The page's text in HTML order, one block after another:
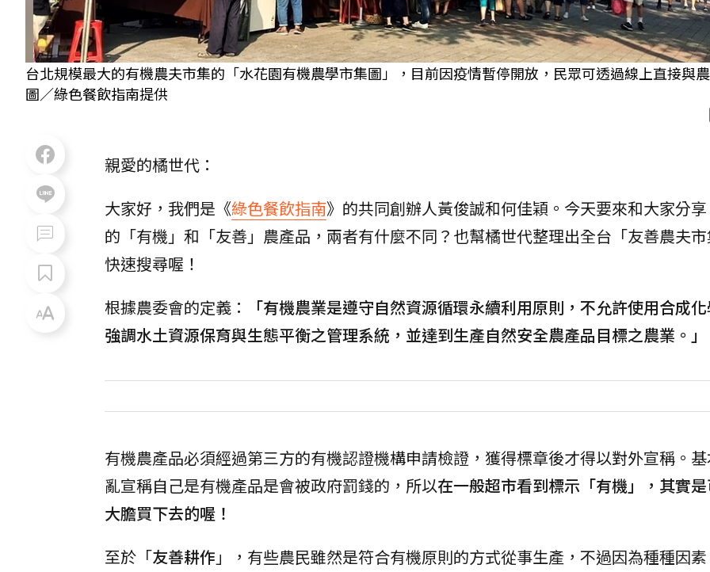
台北規模最大的有機農夫市集的「水花園有機農學市集圖」，目前因疫情暫停開放，民眾可透過線上直接與
圖／綠色餐飲指南提供
親愛的橘世代：
大家好，我們是《綠色餐飲指南》的共同創辦人黃俊誠和何佳穎。今天要來和大家分
的「有機」和「友善」農產品，兩者有什麼不同？也幫橘世代整理出全台「友善農夫
快速搜尋喔！
根據農委會的定義：
「有機農業是遵守自然資源循環永續利用原則，不允許使用合成
強調水土資源保育與生態平衡之管理系統，並達到生產自然安全農產品目標之農業。」
有機農產品必須經過第三方的有機認證機構申請檢證，獲得標章後才得以對外宣稱。
亂宣稱自己是有機產品是會被政府罰錢的，所以在一般超市看到標示「有機」，其實
大膽買下去的喔！
至於「友善耕作 」，有些農民雖然是符合有機原則的方式從事生產，不過因為種種因